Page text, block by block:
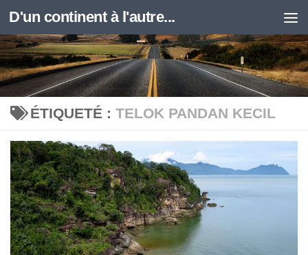
Skip to content
D'un continent à l'autre...
ÉTIQUETÉ : TELOK PANDAN KECIL